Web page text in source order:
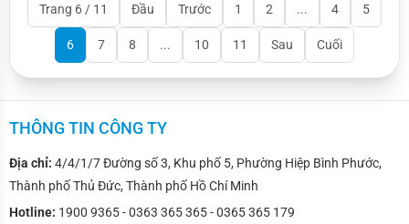
Trang 6 / 11 Đầu Trước 1 2 ... 4 5
6 7 8 ... 10 11 Sau Cuối
THÔNG TIN CÔNG TY
Địa chỉ: 4/4/1/7 Đường số 3, Khu phố 5, Phường Hiệp Bình Phước,
Thành phố Thủ Đức, Thành phố Hồ Chí Minh
Hotline: 1900 9365 - 0363 365 365 - 0365 365 179